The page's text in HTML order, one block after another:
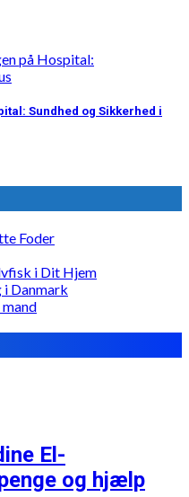
Sundhed og Sikkerhed i
Foder
i Dit Hjem
i Danmark
El-
og hjælp